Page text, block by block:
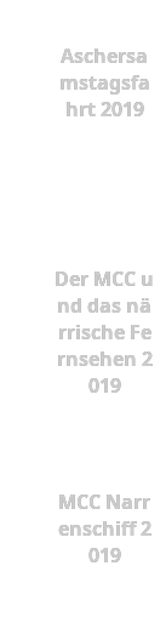
Aschersa
mstagsfa
hrt 2019
Der MCC u
nd das nä
rrische Fe
rnsehen 2
019
MCC Narr
enschiff 2
019